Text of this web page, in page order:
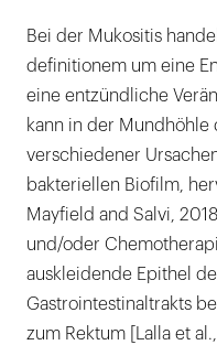
Bei der Mukositis
definitionem um eine
eine entzündliche
kann in der Mundhöhle
verschiedener
bakteriellen Biofilm,
Mayfield and Salvi,
und/oder
auskleidende Epithel
Gastrointestinaltrakts
zum Rektum [Lalla et